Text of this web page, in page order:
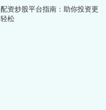
配资炒股平台指南：助你投资更
轻松